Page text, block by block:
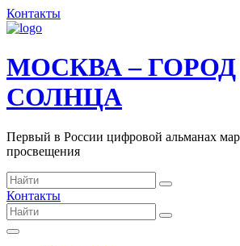
Контакты
МОСКВА – ГОРОД
СОЛНЦА
Первый в России цифровой альманах
просвещения
Контакты